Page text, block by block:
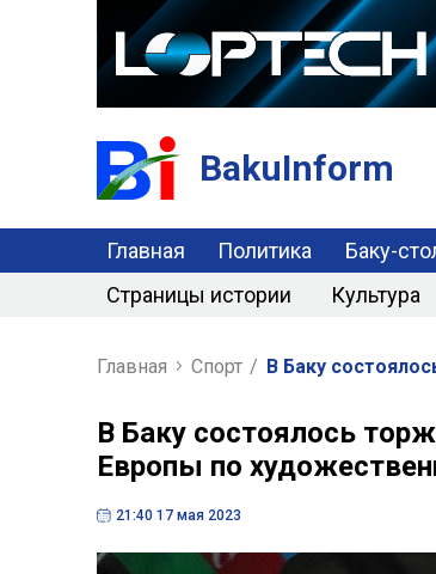
BakuInform
Главная Политика Баку-
Страницы истории
Культура
Главная Спорт / В Баку
В Баку состоялось
Европы по
21:40 17 мая 2023